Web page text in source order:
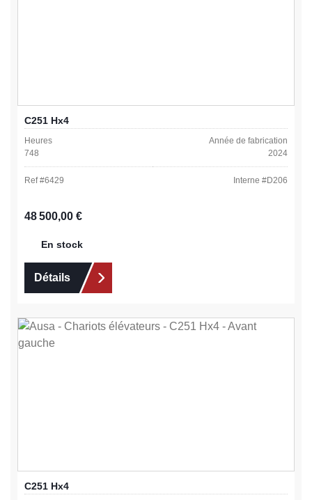
C251 Hx4
Heures
748
Année de fabrication
2024
Ref #6429 Interne #D206
Prix régulier :
48 500,00 €
En stock
Détails
C251 Hx4